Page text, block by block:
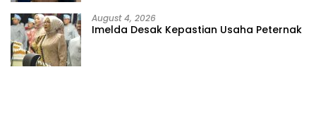
August 4, 2026
Imelda Desak Kepastian Usaha Peternak